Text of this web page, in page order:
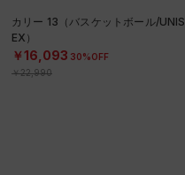
カリー 13（バスケットボール/UNIS
EX）
￥16,093 30%OFF
￥22,990